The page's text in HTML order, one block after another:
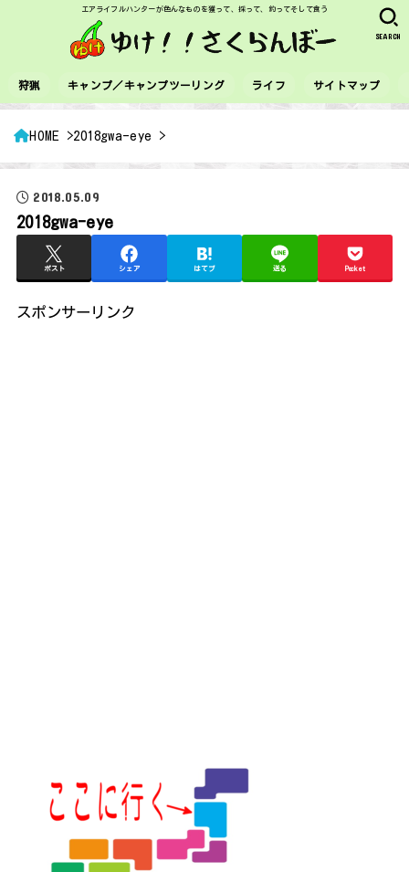
エアライフルハンターが色んなものを獲って、採って、釣ってそして食う
狩猟 キャンプ／キャンプツーリング ライフ サイトマップ
SEARCH
HOME 2018gwa-eye
2018.05.09
2018gwa-eye
ポスト シェア はてブ 送る Pocket
スポンサーリンク